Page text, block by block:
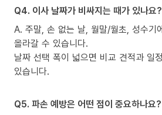
Q4. 이사 날짜가 비싸지는 때가 있나요?
A. 주말, 손 없는 날, 월말/월초, 성수기
올라갈 수 있습니다.
날짜 선택 폭이 넓으면 비교 견적과 일
있습니다.
Q5. 파손 예방은 어떤 점이 중요하나요?